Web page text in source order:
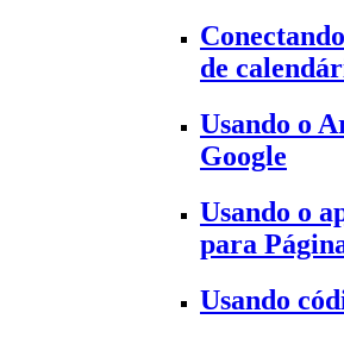
de
Usando o
Google
Usando o
para
Usando